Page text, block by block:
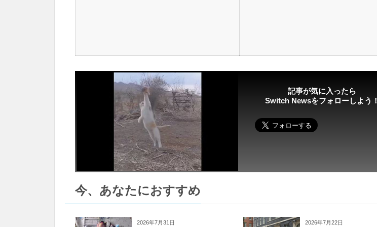
記事が気に入ったら
Switch Newsをフォローしよう！
今、あなたにおすすめ
2026年7月31日 2026年7月22日